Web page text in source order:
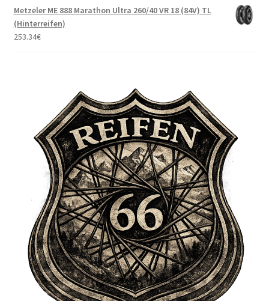
Metzeler ME 888 Marathon Ultra 260/40 VR 18 (84V) TL
(Hinterreifen)
253.34€